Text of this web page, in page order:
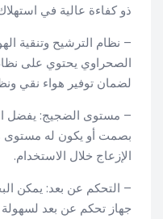
ذو كفاءة عالية في
– نظام الترشيح وتنقية
الصحراوي يحتوي على
لضمان توفير هواء نقي
– مستوى الضجيج: يفضل
بصمت أو يكون له
الإزعاج خلال الاستخدام.
– التحكم عن بعد: يمكن
جهاز تحكم عن بعد